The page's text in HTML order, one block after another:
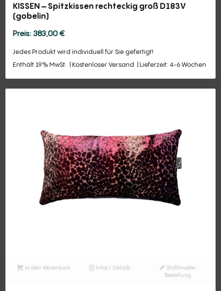
KISSEN – Spitzkissen rechteckig groß D183V
(gobelin)
383,00€
Jedes Produkt wird individuell für Sie gefertigt!
Enthält 19% MwSt.
Kostenloser Versand Lieferzeit: 4-6 Wochen
In den Warenkorb Infos / Details
Stoffmuster
Bestellung